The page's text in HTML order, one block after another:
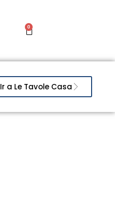
0
Ir a Le Tavole Casa